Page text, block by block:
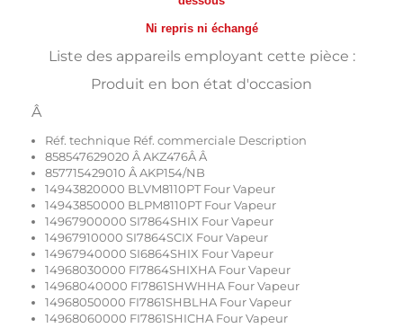
Ni repris ni échangé
Liste des appareils employant cette pièce :
Produit en bon état d'occasion
Â
Réf. technique Réf. commerciale Description
858547629020 Â AKZ476Â Â
857715429010 Â AKP154/NB
14943820000 BLVM8110PT Four Vapeur
14943850000 BLPM8110PT Four Vapeur
14967900000 SI7864SHIX Four Vapeur
14967910000 SI7864SCIX Four Vapeur
14967940000 SI6864SHIX Four Vapeur
14968030000 FI7864SHIXHA Four Vapeur
14968040000 FI7861SHWHHA Four Vapeur
14968050000 FI7861SHBLHA Four Vapeur
14968060000 FI7861SHICHA Four Vapeur